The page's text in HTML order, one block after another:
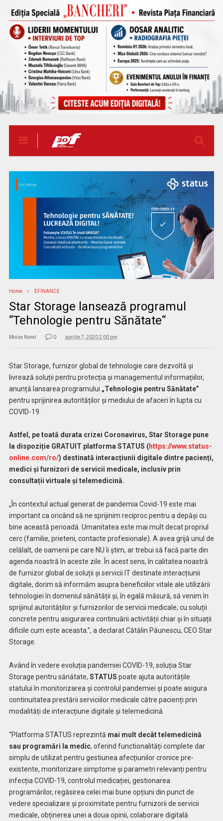
Home EFINANCE
Star Storage lansează programul
“Tehnologie pentru Sănătate“
Moise Norel 0 aprilie 7, 2020 2:00 pm
Star Storage, furnizor global de tehnologie care dezvoltă și
livrează soluții pentru protecția și managementul informațiilor,
anunță lansarea programului „Tehnologie pentru Sănătate”
pentru sprijinirea autorităților și mediului de afaceri în lupta cu
COVID-19.
Astfel, pe toată durata crizei Coronavirus, Star Storage pune
la dispoziție GRATUIT platforma STATUS (https://www.status-
online.com/ro/) destinată interacțiunii digitale dintre pacienți,
medici și furnizori de servicii medicale, inclusiv prin
consultații virtuale și telemedicină.
„În contextul actual generat de pandemia Covid-19 este mai
important ca oricând să ne sprijinim reciproc pentru a depăși cu
bine această perioadă. Umanitatea este mai mult decat propriul
cerc (familie, prieteni, contacte profesionale). A avea grijă unul de
celălalt, de oamenii pe care NU îi știm, ar trebui să facă parte din
agenda noastră în aceste zile. În acest sens, în calitatea noastră
de furnizor global de soluții și servicii IT destinate interacțiunii
digitale, dorim să informăm asupra beneficiilor vitale ale utilizării
tehnologiei în domeniul sănătății și, în egală măsură, să venim în
sprijinul autorităților și furnizorilor de servicii medicale, cu soluții
concrete pentru asigurarea continuării activității chiar și în situații
dificile cum este aceasta.”, a declarat Cătălin Păunescu, CEO Star
Storage.
Având în vedere evoluția pandemiei COVID-19, soluția Star
Storage pentru sănătate, STATUS poate ajuta autoritățile
statului în monitorizarea și controlul pandemiei și poate asigura
continuitatea prestării serviciilor medicale către pacienți prin
modalități de interacțiune digitale și telemedicină.
“Platforma STATUS reprezintă mai mult decât telemedicină
sau programări la medic, oferind functionalități complete dar
simplu de utilizat pentru gestiunea afecțiunilor cronice pre-
existente, monitorizare simptome și parametri relevanți pentru
infecția COVID-19, controlul medicației, gestionarea
programărilor, regăsirea celei mai bune opțiuni din punct de
vedere specializare și proximitate pentru furnizorii de servicii
medicale, obținerea unei a doua opinii, colaborare digitală